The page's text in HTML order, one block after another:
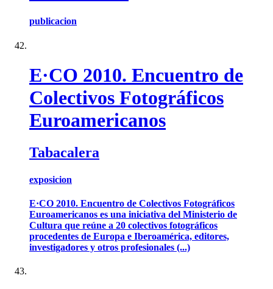
publicacion
E·CO 2010. Encuentro de
Colectivos Fotográficos
Euroamericanos
Tabacalera
exposicion
E·CO 2010. Encuentro de Colectivos Fotográficos
Euroamericanos es una iniciativa del Ministerio de
Cultura que reúne a 20 colectivos fotográficos
procedentes de Europa e Iberoamérica, editores,
investigadores y otros profesionales (...)